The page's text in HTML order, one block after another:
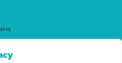
าร
ารสนเทศ